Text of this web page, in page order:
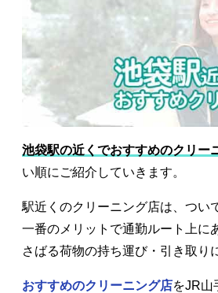
池袋駅の近くでおすすめのクリー
い順にご紹介していきます。
駅近くのクリーニング店は、つい
一番のメリットで通勤ルート上に
さばる荷物の持ち運び・引き取り
おすすめのクリーニング店をJR山